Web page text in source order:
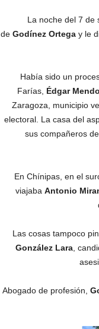
La noche del 7 de
de Godínez Ortega y le
Había sido un
Farías, Édgar
Zaragoza, municipio
electoral. La casa del
sus compañeros
En Chínipas, en el
viajaba Antonio
Las cosas tampoco
González Lara,
Abogado de profesión,